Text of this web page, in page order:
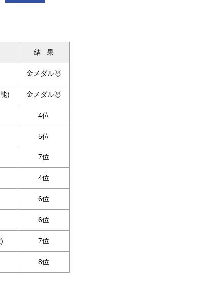
結 果
金メダル🥇
) 金メダル🥇
4位
5位
7位
4位
6位
6位
) 7位
8位